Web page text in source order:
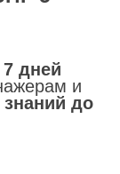
7 дней
и
знаний до